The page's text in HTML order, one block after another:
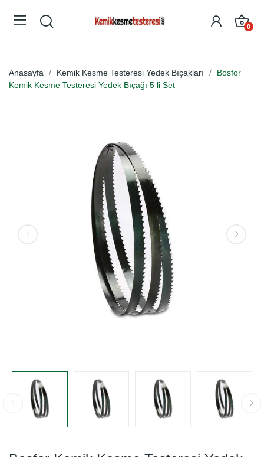
0
Anasayfa Kemik Kesme Testeresi Yedek Bıçakları
Bosfor
Kemik Kesme Testeresi Yedek Bıçağı 5 li Set